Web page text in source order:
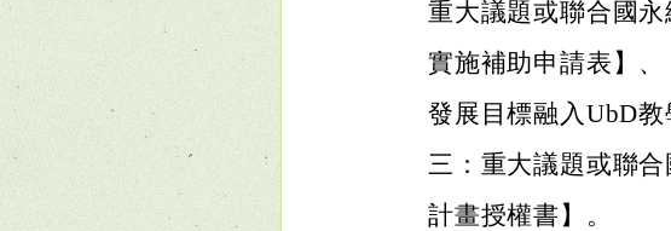
重大議題或聯合國
實施補助申請表】
發展目標融入UbD
三：重大議題或聯
計畫授權書】。